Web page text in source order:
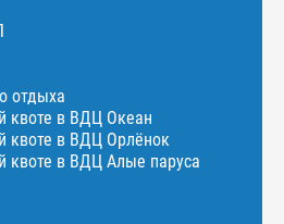
отдыха
квоте в ВДЦ Океан
квоте в ВДЦ Орлёнок
квоте в ВДЦ Алые паруса